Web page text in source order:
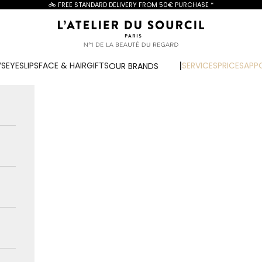
🚲 FREE STANDARD DELIVERY FROM 50€ PURCHASE *
L'Atelier du Sourcil
EYESLIPSFACE & HAIRGIFTSOUR BRANDS SERVICESPRICES